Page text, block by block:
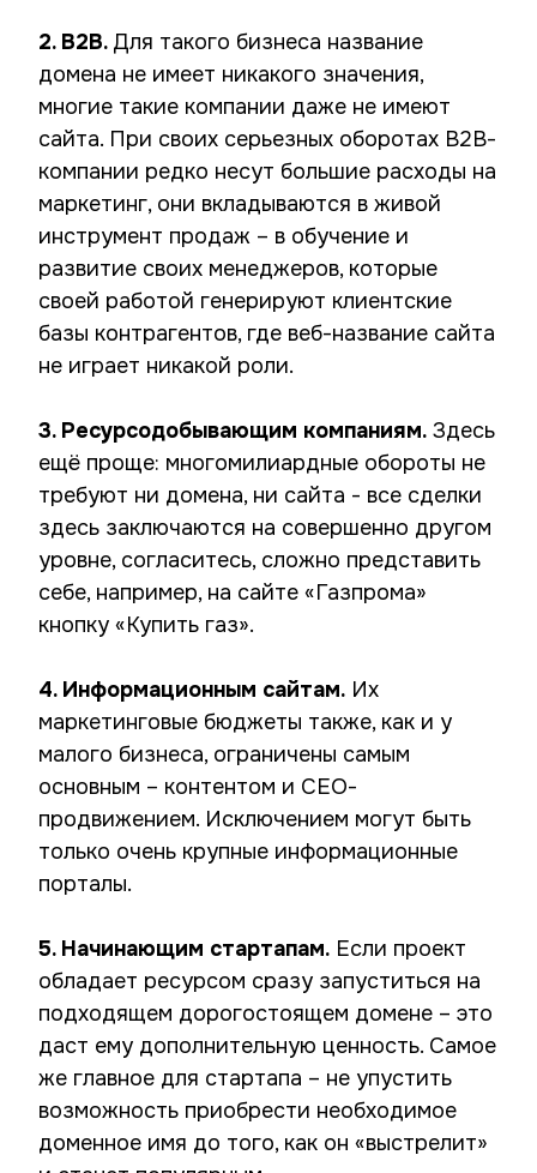
2. B2B. Для такого бизнеса название
домена не имеет никакого значения,
многие такие компании даже не имеют
сайта. При своих серьезных оборотах В2В-
компании редко несут большие расходы на
маркетинг, они вкладываются в живой
инструмент продаж – в обучение и
развитие своих менеджеров, которые
своей работой генерируют клиентские
базы контрагентов, где веб-название сайта
не играет никакой роли.
3. Ресурсодобывающим компаниям. Здесь
ещё проще: многомилиардные обороты не
требуют ни домена, ни сайта - все сделки
здесь заключаются на совершенно другом
уровне, согласитесь, сложно представить
себе, например, на сайте «Газпрома»
кнопку «Купить газ».
4. Информационным сайтам. Их
маркетинговые бюджеты также, как и у
малого бизнеса, ограничены самым
основным – контентом и СЕО-
продвижением. Исключением могут быть
только очень крупные информационные
порталы.
5. Начинающим стартапам. Если проект
обладает ресурсом сразу запуститься на
подходящем дорогостоящем домене – это
даст ему дополнительную ценность. Самое
же главное для стартапа – не упустить
возможность приобрести необходимое
доменное имя до того, как он «выстрелит»